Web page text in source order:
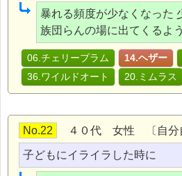
暴れる頻度が少なくなった
族団らんの場に出てくるよ
06.チェリープラム 14.ヘザー
36.ワイルドオート
20.ミムラス
No.22 ４０代 女性 〔自分
子どもにイライラした時に